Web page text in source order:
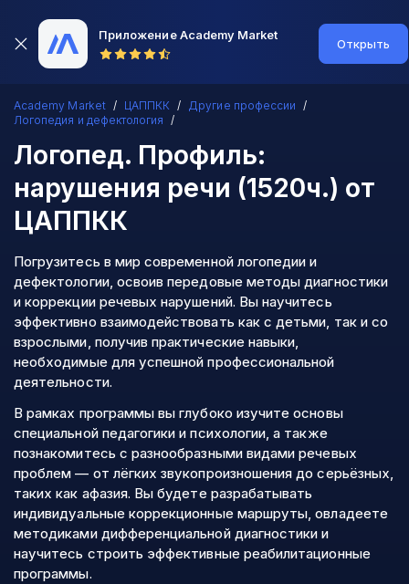
Приложение Academy Market
Открыть
Academy Market ЦАППКК
Другие профессии
Логопедия и дефектология
Логопед. Профиль:
нарушения речи (1520ч.) от
ЦАППКК
Погрузитесь в мир современной логопедии и
дефектологии, освоив передовые методы диагностики
и коррекции речевых нарушений. Вы научитесь
эффективно взаимодействовать как с детьми, так и со
взрослыми, получив практические навыки,
необходимые для успешной профессиональной
деятельности.
В рамках программы вы глубоко изучите основы
специальной педагогики и психологии, а также
познакомитесь с разнообразными видами речевых
проблем — от лёгких звукопроизношения до серьёзных,
таких как афазия. Вы будете разрабатывать
индивидуальные коррекционные маршруты, овладеете
методиками дифференциальной диагностики и
научитесь строить эффективные реабилитационные
программы.